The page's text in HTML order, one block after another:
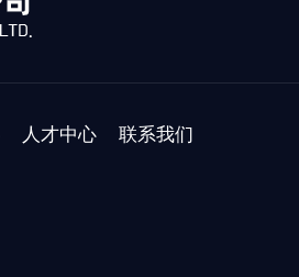
人才中心 联系我们